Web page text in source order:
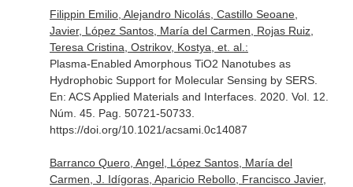
Filippin Emilio, Alejandro Nicolás, Castillo Seoane,
Javier, López Santos, María del Carmen, Rojas Ruiz,
Teresa Cristina, Ostrikov, Kostya, et. al.:
Plasma-Enabled Amorphous TiO2 Nanotubes as
Hydrophobic Support for Molecular Sensing by SERS.
En: ACS Applied Materials and Interfaces. 2020. Vol. 12.
Núm. 45. Pag. 50721-50733.
https://doi.org/10.1021/acsami.0c14087
Barranco Quero, Angel, López Santos, María del
Carmen, J. Idígoras, Aparicio Rebollo, Francisco Javier,